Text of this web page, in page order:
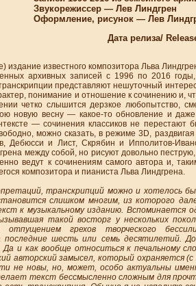
— Лев Линдгрен
рисунок — Лев
Дата релиза/
известного композитора Льва
архивных записей с 1996 по 2016
представляют нешуточный
понимание и отношение к сочинению и,
четко слышится дерзкое любопытство,
новую весну — какое-то обновление и
— сочинения классиков не
можно сказать, в режиме 3D,
Дебюсси и Лист, Скрябин и Ипполитов-
между собой, но рисуют довольно
ведут к сочинениям самого автора и,
композитора и пианиста Льва Линдгрена.
транскрипций можно и хотелось
слишком многим, из которого
к музыкальному изданию.
такой восторг у нескольких
грехов творческого
последние шесть или семь
и как вообще относиться к печальному
авторский замысел, который охраняется
не новы, но, может, особо актуальны
текст бессмысленно сложным для